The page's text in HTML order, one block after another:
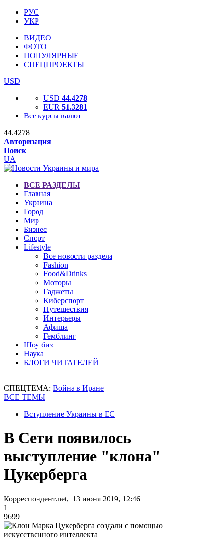
РУС
УКР
ВИДЕО
ФОТО
ПОПУЛЯРНЫЕ
СПЕЦПРОЕКТЫ
USD
USD 44.4278
EUR 51.3281
Все курсы валют
44.4278
Авторизация
Поиск
UA
ВСЕ РАЗДЕЛЫ
Главная
Украина
Город
Мир
Бизнес
Спорт
Lifestyle
Все новости раздела
Fashion
Food&Drinks
Моторы
Гаджеты
Киберспорт
Путешествия
Интерьеры
Афиша
Гемблинг
Шоу-биз
Наука
БЛОГИ ЧИТАТЕЛЕЙ
СПЕЦТЕМА: Война в Иране
ВСЕ ТЕМЫ
Вступление Украины в ЕС
В Сети появилось
выступление "клона"
Цукерберга
Корреспондент.net, 13 июня 2019, 12:46
1
9699